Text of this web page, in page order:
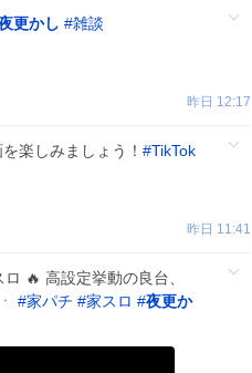
更かし #雑談
昨日 12:17
楽しみましょう！ #TikTok
昨日 11:41
🔥 高設定挙動の良台、
#家パチ #家スロ #夜更か